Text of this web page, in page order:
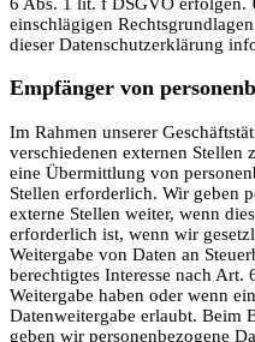
einschlägigen
dieser Datenschutzerklärung
Empfänger von
Im Rahmen unserer
verschiedenen externen Stellen
eine Übermittlung von
Stellen erforderlich. Wir geben
externe Stellen weiter, wenn
erforderlich ist, wenn wir
Weitergabe von Daten an
berechtigtes Interesse nach
Weitergabe haben oder wenn
Datenweitergabe erlaubt. Beim
geben wir personenbezogene